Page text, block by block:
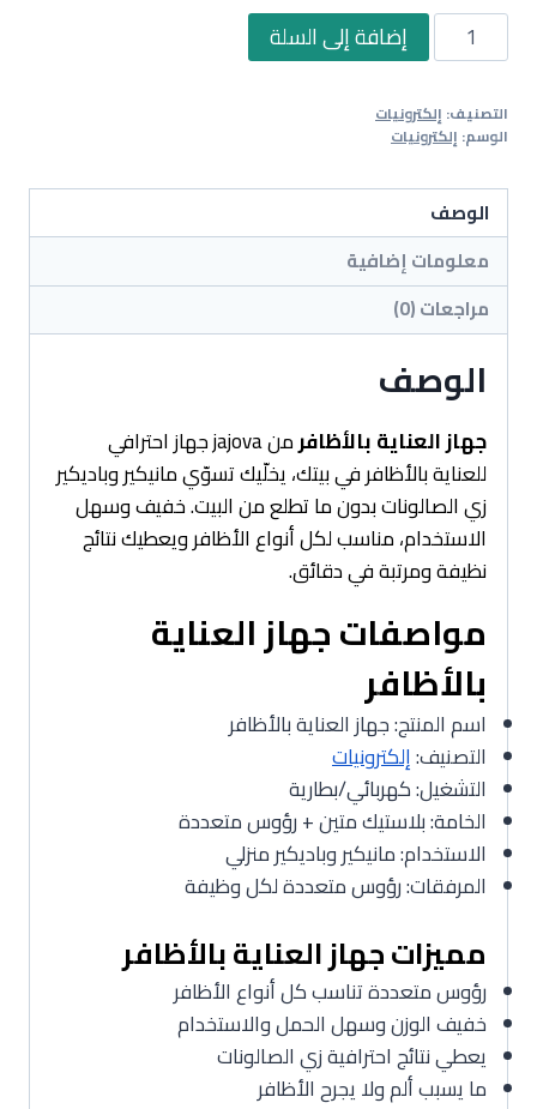
كمية
جهاز
بالأظافر
إضافة إلى السلة
التصنيف: إلكترونيات
الوسم: إلكترونيات
الوصف
معلومات إضافية
مراجعات (0)
الوصف
جهاز العناية بالأظافر
من jajova جهاز احترافي
للعناية بالأظافر في بيتك، يخلّيك تسوّي مانيكير وباديكير
زي الصالونات بدون ما تطلع من البيت. خفيف وسهل
الاستخدام، مناسب لكل أنواع الأظافر ويعطيك نتائج
نظيفة ومرتبة في دقائق.
مواصفات جهاز العناية
بالأظافر
اسم المنتج: جهاز العناية بالأظافر
التصنيف:إلكترونيات
التشغيل: كهربائي/بطارية
الخامة: بلاستيك متين + رؤوس متعددة
الاستخدام: مانيكير وباديكير منزلي
المرفقات: رؤوس متعددة لكل وظيفة
مميزات جهاز العناية بالأظافر
رؤوس متعددة تناسب كل أنواع الأظافر
خفيف الوزن وسهل الحمل والاستخدام
يعطي نتائج احترافية زي الصالونات
ما يسبب ألم ولا يجرح الأظافر